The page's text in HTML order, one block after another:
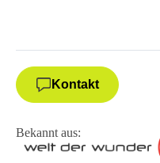
Kontakt
Bekannt aus: